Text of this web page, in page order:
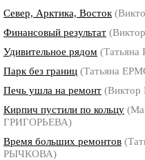
Север, Арктика, Восток
Финансовый результат
Удивительное рядом
Парк без границ (Татьяна
Печь ушла на ремонт
Кирпич пустили по кольцу
ГРИГОРЬЕВА)
Время больших ремонтов
РЫЧКОВА)